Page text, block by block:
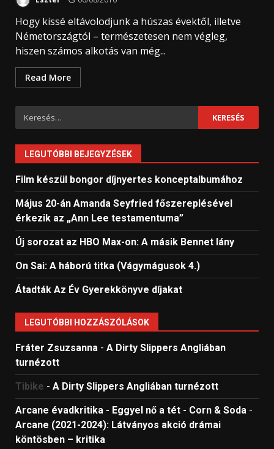
Hogy kissé eltávolodjunk a húszas évektől, illetve
Németországtól – természetesen nem végleg,
hiszen számos alkotás van még...
Read More
Keresés:
LEGUTÓBBI BEJEGYZÉSEK
Film készül bongor díjnyertes konceptalbumához
Május 20-án Amanda Seyfried főszereplésével
érkezik az „Ann Lee testamentuma”
Új sorozat az HBO Max-on: A másik Bennet lány
On Sai: A ​háború titka (Vágymágusok 4.)
Átadták Az Év Gyerekkönyve díjakat
LEGUTÓBBI HOZZÁSZÓLÁSOK
Fráter Zsuzsanna - A Dirty Slippers Angliában
turnézott
Tibike - A Dirty Slippers Angliában turnézott
Arcane évadkritika - Eggyel nő a tét - Corn & Soda -
Arcane (2021-2024): Látványos akció drámai
köntösben – kritika